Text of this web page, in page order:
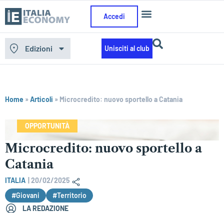
Accedi
Edizioni Unisciti al club
Home »Articoli » Microcredito: nuovo sportello a Catania
OPPORTUNITÀ
Microcredito: nuovo sportello a
Catania
ITALIA
20/02/2025
#Giovani
#Territorio
LA REDAZIONE